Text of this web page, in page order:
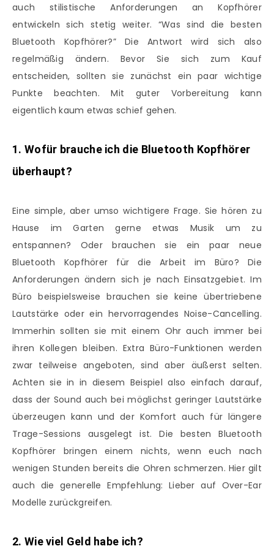
auch stilistische Anforderungen an Kopfhörer
entwickeln sich stetig weiter. “Was sind die besten
Bluetooth Kopfhörer?” Die Antwort wird sich also
regelmäßig ändern. Bevor Sie sich zum Kauf
entscheiden, sollten sie zunächst ein paar wichtige
Punkte beachten. Mit guter Vorbereitung kann
eigentlich kaum etwas schief gehen.
1. Wofür brauche ich die Bluetooth Kopfhörer
überhaupt?
Eine simple, aber umso wichtigere Frage. Sie hören zu
Hause im Garten gerne etwas Musik um zu
entspannen? Oder brauchen sie ein paar neue
Bluetooth Kopfhörer für die Arbeit im Büro? Die
Anforderungen ändern sich je nach Einsatzgebiet. Im
Büro beispielsweise brauchen sie keine übertriebene
Lautstärke oder ein hervorragendes Noise-Cancelling.
Immerhin sollten sie mit einem Ohr auch immer bei
ihren Kollegen bleiben. Extra Büro-Funktionen werden
zwar teilweise angeboten, sind aber äußerst selten.
Achten sie in in diesem Beispiel also einfach darauf,
dass der Sound auch bei möglichst geringer Lautstärke
überzeugen kann und der Komfort auch für längere
Trage-Sessions ausgelegt ist. Die besten Bluetooth
Kopfhörer bringen einem nichts, wenn euch nach
wenigen Stunden bereits die Ohren schmerzen. Hier gilt
auch die generelle Empfehlung: Lieber auf Over-Ear
Modelle zurückgreifen.
2. Wie viel Geld habe ich?